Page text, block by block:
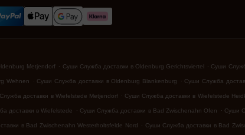
Metjendorf Суши Служба доставки в Oldenburg Gerichtsviertel
Суши
Wehnen Суши Служба доставки в Oldenburg Blankenburg Суши Служба
доставки в Wiefelstede Metjendorf Суши Служба доставки в Wiefelstede
доставки в Wiefelstede Суши Служба доставки в Bad Zwischenahn Ofen Суши
в Bad Zwischenahn Westerholtsfelde Nord Суши Служба доставки в Bad